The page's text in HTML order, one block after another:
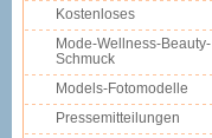
Kostenloses
Mode-Wellness-Beauty-
Schmuck
Models-Fotomodelle
Pressemitteilungen